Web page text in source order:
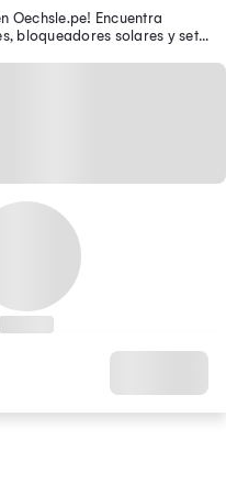
Oechsle.pe! Encuentra
bloqueadores solares y sets